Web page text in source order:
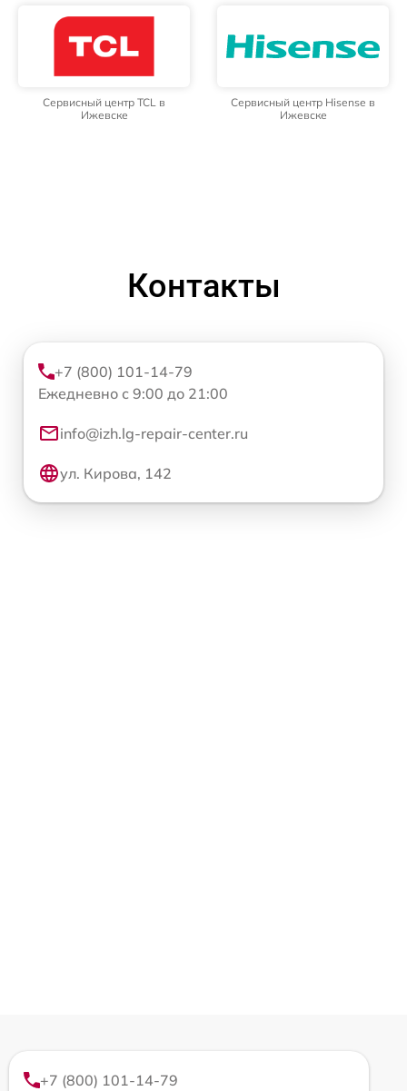
Сервисный центр TCL в
Ижевске
Сервисный центр Hisense в
Ижевске
Контакты
+7 (800) 101-14-79
Ежедневно с 9:00 до 21:00
info@izh.lg-repair-center.ru
ул. Кирова, 142
+7 (800) 101-14-79